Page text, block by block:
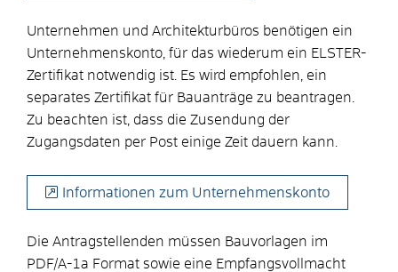
Unternehmen und Architekturbüros benötigen ein
Unternehmenskonto, für das wiederum ein ELSTER-
Zertifikat notwendig ist. Es wird empfohlen, ein
separates Zertifikat für Bauanträge zu beantragen.
Zu beachten ist, dass die Zusendung der
Zugangsdaten per Post einige Zeit dauern kann.
Informationen zum Unternehmenskonto
Die Antragstellenden müssen Bauvorlagen im
PDF/A-1a Format sowie eine Empfangsvollmacht